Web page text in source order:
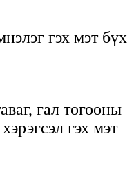
гэх мэт бүх
гал тогооны
гэх мэт